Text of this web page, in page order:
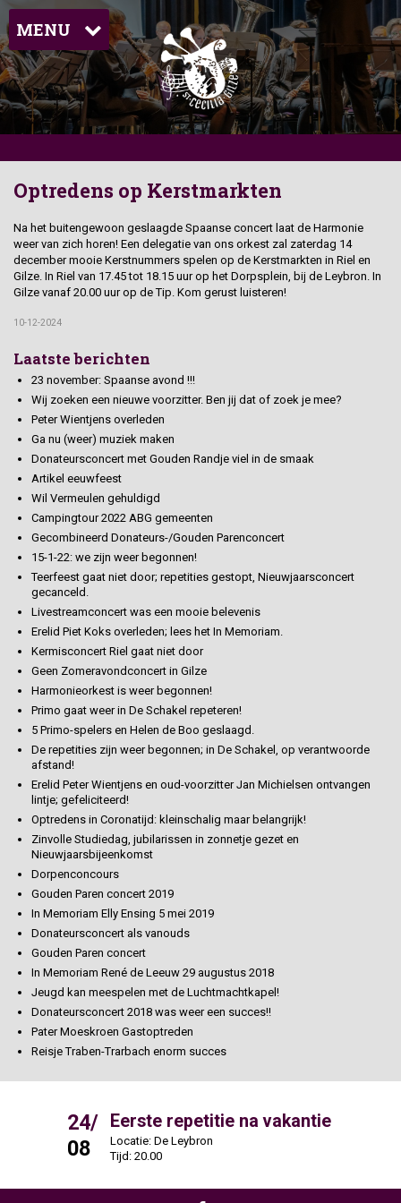
MENU
Optredens op Kerstmarkten
Na het buitengewoon geslaagde Spaanse concert laat de Harmonie
weer van zich horen! Een delegatie van ons orkest zal zaterdag 14
december mooie Kerstnummers spelen op de Kerstmarkten in Riel en
Gilze. In Riel van 17.45 tot 18.15 uur op het Dorpsplein, bij de Leybron. In
Gilze vanaf 20.00 uur op de Tip. Kom gerust luisteren!
10-12-2024
Laatste berichten
23 november: Spaanse avond !!!
Wij zoeken een nieuwe voorzitter. Ben jij dat of zoek je mee?
Peter Wientjens overleden
Ga nu (weer) muziek maken
Donateursconcert met Gouden Randje viel in de smaak
Artikel eeuwfeest
Wil Vermeulen gehuldigd
Campingtour 2022 ABG gemeenten
Gecombineerd Donateurs-/Gouden Parenconcert
15-1-22: we zijn weer begonnen!
Teerfeest gaat niet door; repetities gestopt, Nieuwjaarsconcert
gecanceld.
Livestreamconcert was een mooie belevenis
Erelid Piet Koks overleden; lees het In Memoriam.
Kermisconcert Riel gaat niet door
Geen Zomeravondconcert in Gilze
Harmonieorkest is weer begonnen!
Primo gaat weer in De Schakel repeteren!
5 Primo-spelers en Helen de Boo geslaagd.
De repetities zijn weer begonnen; in De Schakel, op verantwoorde
afstand!
Erelid Peter Wientjens en oud-voorzitter Jan Michielsen ontvangen
lintje; gefeliciteerd!
Optredens in Coronatijd: kleinschalig maar belangrijk!
Zinvolle Studiedag, jubilarissen in zonnetje gezet en
Nieuwjaarsbijeenkomst
Dorpenconcours
Gouden Paren concert 2019
In Memoriam Elly Ensing 5 mei 2019
Donateursconcert als vanouds
Gouden Paren concert
In Memoriam René de Leeuw 29 augustus 2018
Jeugd kan meespelen met de Luchtmachtkapel!
Donateursconcert 2018 was weer een succes!!
Pater Moeskroen Gastoptreden
Reisje Traben-Trarbach enorm succes
24/
08
Eerste repetitie na vakantie
Locatie: De Leybron
Tijd: 20.00